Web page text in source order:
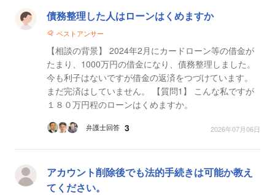
債務整理した人はローンはくめますか
ベストアンサー
【相談の背景】 2024年2月にカードローン等の借金が
たまり、1000万円の借金になり、債務整理しました。
今も利子はないですが借金の返済をつづけています。
まだ完済はしていません。 【質問1】 こんな私ですが
１８０万円程のローンはくめますか。
弁護士回答 3 2026年07月06日
アカウント削除後でも法的手続きは可能か教え
てください。